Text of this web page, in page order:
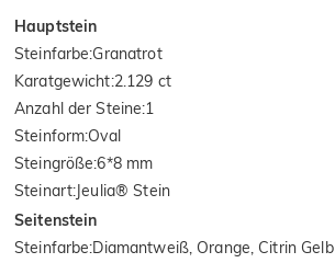
Hauptstein
Steinfarbe:Granatrot
Karatgewicht:2.129 ct
Anzahl der Steine:1
Steinform:Oval
Steingröße:6*8 mm
Steinart:Jeulia® Stein
Seitenstein
Steinfarbe:Diamantweiß, Orange, Citrin Gelb